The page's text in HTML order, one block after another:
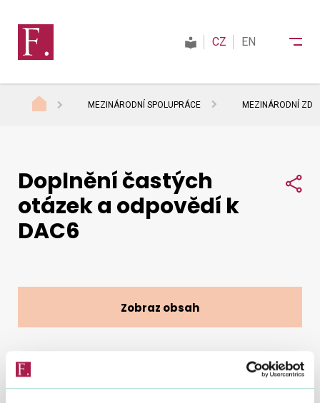
Daně
Mezinárodní spolupráce
Vyhledat na webu
CZ EN
MEZINÁRODNÍ SPOLUPRÁCE MEZINÁRODNÍ
21. 6. 2022
Doplnění častých
otázek a odpovědí k
DAC6
Zobraz obsah